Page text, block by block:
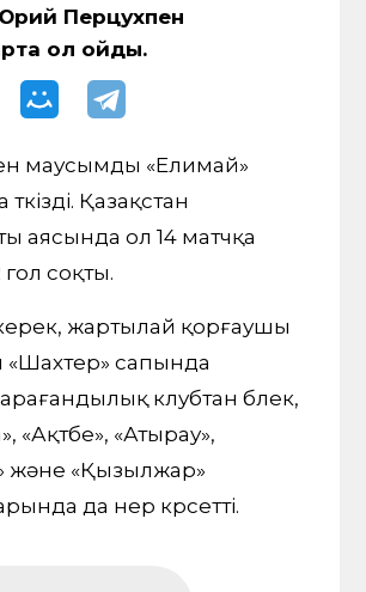
Перцухпен
қол қойды.
маусымды «Елимай»
Қазақстан
аясында ол 14 матчқа
соқты.
жартылай қорғаушы
сапында
клубтан бөлек,
«Ақтөбе», «Атырау»,
және «Қызылжар»
да өнер көрсетті.